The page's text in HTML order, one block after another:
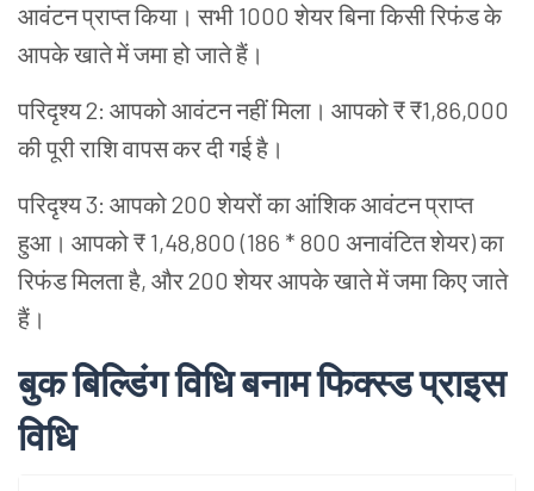
आवंटनप्राप्तकिया। सभी 1000शेयरबिनाकिसीरिफंडके
आपकेखातेमेंजमाहोजातेहैं।
परिदृश्य2: आपकोआवंटननहींमिला। आपको₹ ₹1,86,000
कीपूरीराशिवापसकरदीगईहै।
परिदृश्य3: आपको200शेयरोंकाआंशिकआवंटनप्राप्त
हुआ। आपको₹ 1,48,800 (186 * 800 अनावंटितशेयर)का
रिफंडमिलताहै, और200शेयरआपकेखातेमेंजमाकिएजाते
हैं।
बुकबिल्डिंगविधिबनामफिक्स्डप्राइस
विधि